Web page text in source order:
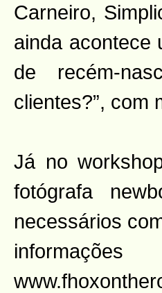
Carneiro,
ainda acontece
de recém-
clientes?”, com
Já no
fotógrafa
necessários